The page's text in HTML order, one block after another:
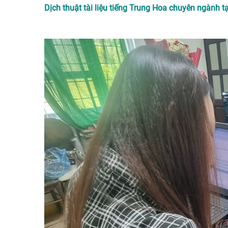
Dịch thuật tài liệu tiếng Trung Hoa chuyên ngành